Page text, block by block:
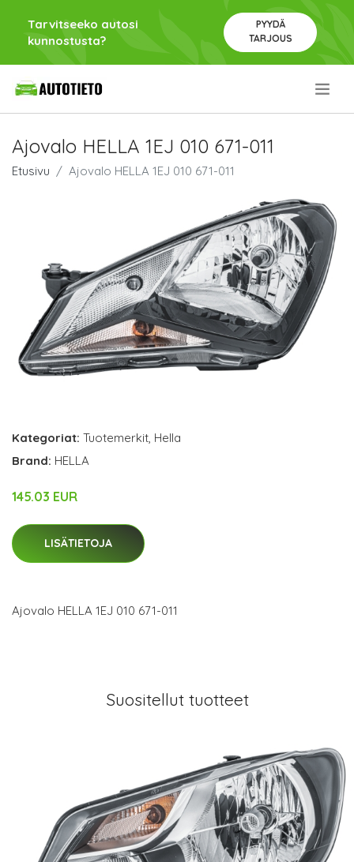
Tarvitseeko autosi
kunnostusta?
PYYDÄ
TARJOUS
Ajovalo HELLA 1EJ 010 671-011
Etusivu Ajovalo HELLA 1EJ 010 671-011
Kategoriat: Tuotemerkit, Hella
Brand: HELLA
145.03 EUR
LISÄTIETOJA
Ajovalo HELLA 1EJ 010 671-011
Suositellut tuotteet